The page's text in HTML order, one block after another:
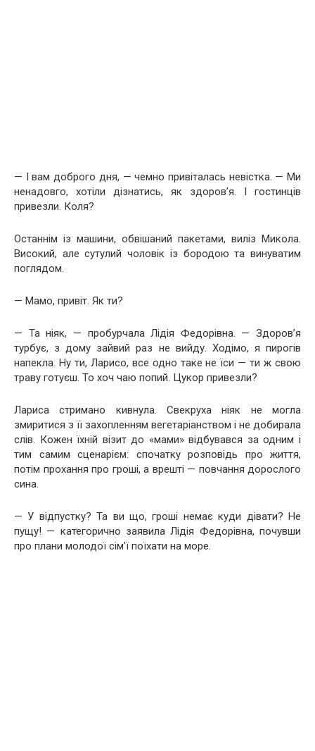
— І вам доброго дня, — чемно привіталась невістка. — Ми
ненадовго, хотіли дізнатись, як здоров’я. І гостинців
привезли. Коля?
Останнім із машини, обвішаний пакетами, виліз Микола.
Високий, але сутулий чоловік із бородою та винуватим
поглядом.
— Мамо, привіт. Як ти?
— Та ніяк, — пробурчала Лідія Федорівна. — Здоров’я
турбує, з дому зайвий раз не вийду. Ходімо, я пирогів
напекла. Ну ти, Ларисо, все одно таке не їси — ти ж свою
траву готуєш. То хоч чаю попий. Цукор привезли?
Лариса стримано кивнула. Свекруха ніяк не могла
змиритися з її захопленням вегетаріанством і не добирала
слів. Кожен їхній візит до «мами» відбувався за одним і
тим самим сценарієм: спочатку розповідь про життя,
потім прохання про гроші, а врешті — повчання дорослого
сина.
— У відпустку? Та ви що, гроші немає куди дівати? Не
пущу! — категорично заявила Лідія Федорівна, почувши
про плани молодої сім’ї поїхати на море.